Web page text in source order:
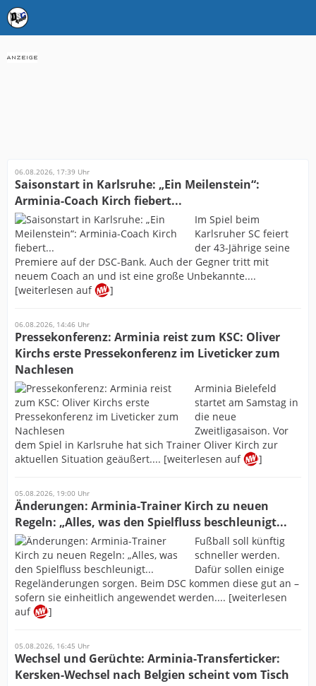
06.08.2026, 17:39 Uhr
Saisonstart in Karlsruhe: „Ein Meilenstein“:
Arminia-Coach Kirch fiebert...
Im Spiel beim
Karlsruher SC feiert
der 43-Jährige seine
Premiere auf der DSC-Bank. Auch der Gegner tritt mit
neuem Coach an und ist eine große Unbekannte....
[weiterlesen auf
]
06.08.2026, 14:46 Uhr
Pressekonferenz: Arminia reist zum KSC: Oliver
Kirchs erste Pressekonferenz im Liveticker zum
Nachlesen
Arminia Bielefeld
startet am Samstag in
die neue
Zweitligasaison. Vor
dem Spiel in Karlsruhe hat sich Trainer Oliver Kirch zur
aktuellen Situation geäußert.... [weiterlesen auf
]
05.08.2026, 19:00 Uhr
Änderungen: Arminia-Trainer Kirch zu neuen
Regeln: „Alles, was den Spielfluss beschleunigt...
Fußball soll künftig
schneller werden.
Dafür sollen einige
Regeländerungen sorgen. Beim DSC kommen diese gut an –
sofern sie einheitlich angewendet werden.... [weiterlesen
auf
]
05.08.2026, 16:45 Uhr
Wechsel und Gerüchte: Arminia-Transferticker:
Kersken-Wechsel nach Belgien scheint vom Tisch